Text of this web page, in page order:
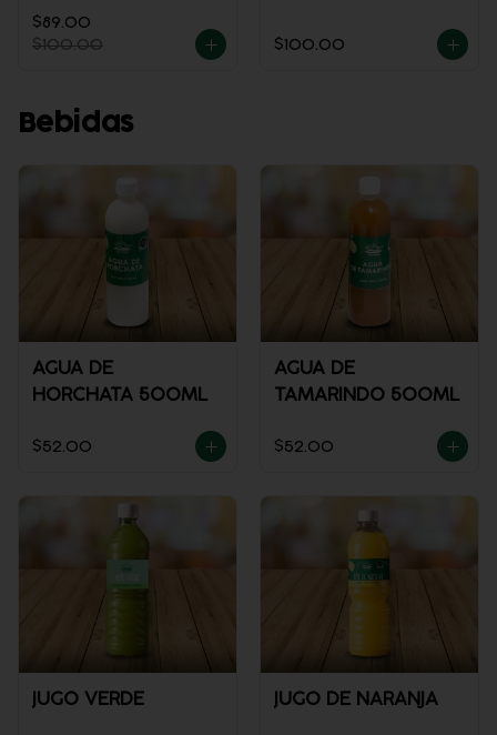
$89.00
$100.00
$100.00
Bebidas
AGUA DE
HORCHATA 500ML
$52.00
AGUA DE
TAMARINDO 500ML
$52.00
JUGO VERDE JUGO DE NARANJA